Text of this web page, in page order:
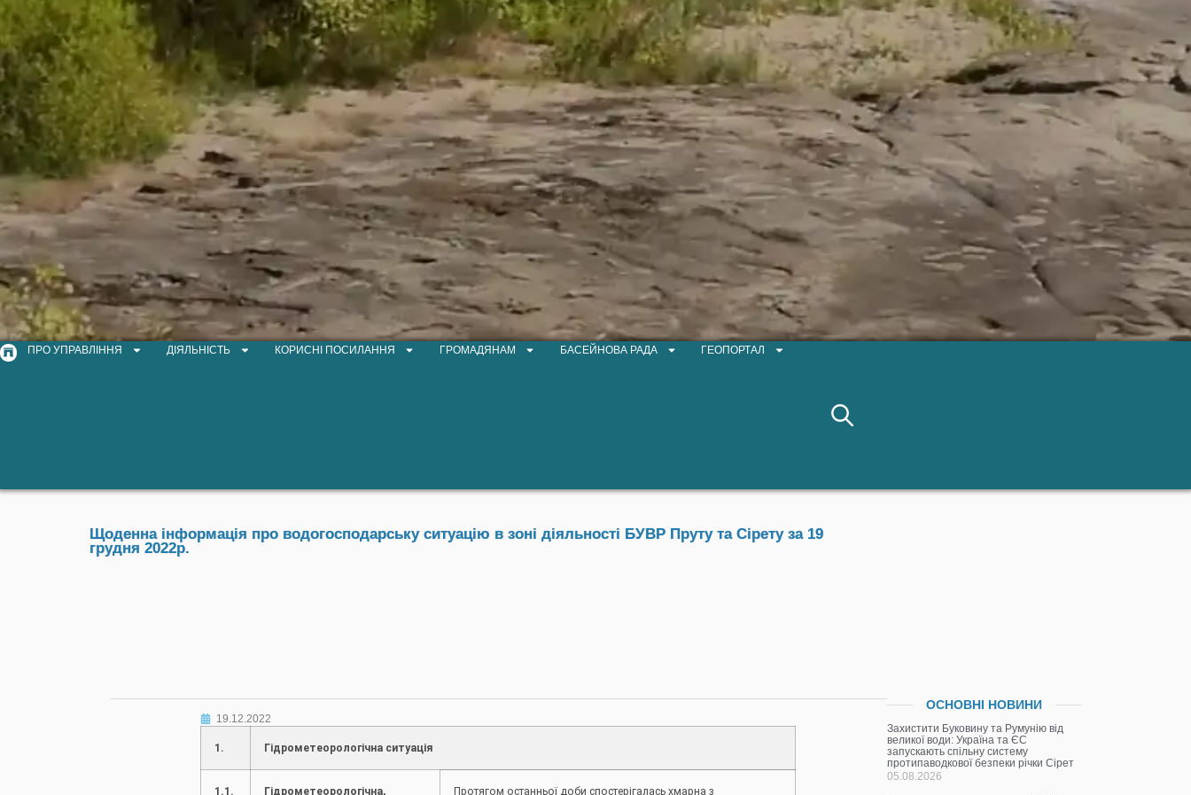
ПРО УПРАВЛІННЯ ДІЯЛЬНІСТЬ КОРИСНІ ПОСИЛАННЯ ГРОМАДЯНАМ БАСЕЙНОВА РАДА ГЕОПОРТАЛ
Щоденна інформація про водогосподарську ситуацію в зоні діяльності БУВР Пруту та Сірету за 19
грудня 2022р.
19.12.2022
1. Гідрометеорологічна ситуація
1.1.
Гідрометеорологічна,
Протягом останньої доби спостерігалась хмарна з
ОСНОВНІ НОВИНИ
Захистити Буковину та Румунію від
великої води: Україна та ЄС
запускають спільну систему
протипаводкової безпеки річки Сірет
05.08.2026